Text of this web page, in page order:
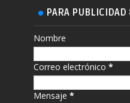
PARA
Nombre
Correo electrónico*
Mensaje*